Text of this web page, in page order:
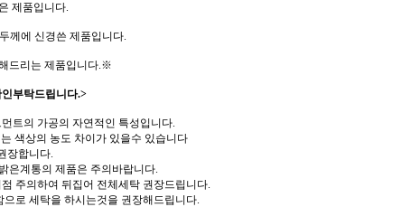
제품입니다.
께에 신경쓴 제품입니다.
드리는 제품입니다.※
부탁드립니다.>
트의 가공의 자연적인 특성입니다.
색상의 농도 차이가 있을수 있습니다
장합니다.
은계통의 제품은 주의바랍니다.
주의하여 뒤집어 전체세탁 권장드립니다.
로 세탁을 하시는것을 권장해드립니다.